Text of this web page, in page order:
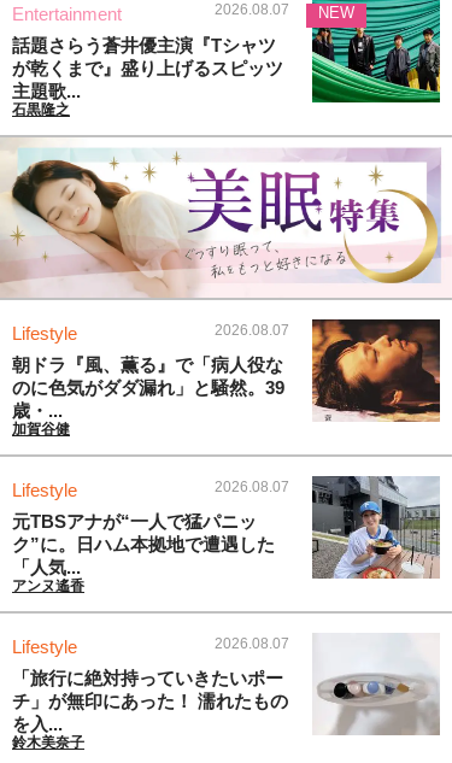
Entertainment 2026.08.07
話題さらう蒼井優主演『Tシャツ
が乾くまで』盛り上げるスピッツ
主題歌...
石黒隆之
NEW
Lifestyle 2026.08.07
朝ドラ『風、薫る』で「病人役な
のに色気がダダ漏れ」と騒然。39
歳・...
加賀谷健
Lifestyle 2026.08.07
元TBSアナが“一人で猛パニッ
ク”に。日ハム本拠地で遭遇した
「人気...
アンヌ遙香
Lifestyle 2026.08.07
「旅行に絶対持っていきたいポー
チ」が無印にあった！ 濡れたもの
を入...
鈴木美奈子